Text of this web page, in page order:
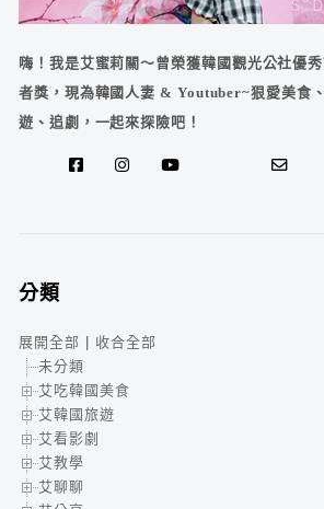
嗨！我是艾蜜莉關～曾榮獲韓國觀光公社優
者獎，現為韓國人妻 & Youtuber~狠愛美食
遊、追劇，一起來探險吧！
分類
展開全部
收合全部
未分類
艾吃韓國美食
艾韓國旅遊
艾看影劇
艾教學
艾聊聊